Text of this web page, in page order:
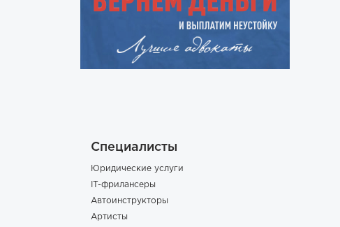
Специалисты
Юридические услуги
IT-фрилансеры
Автоинструкторы
Артисты